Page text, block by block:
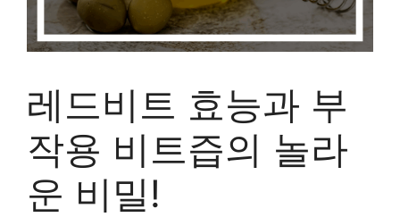
레드비트 효능과 부
작용 비트즙의 놀라
운 비밀!